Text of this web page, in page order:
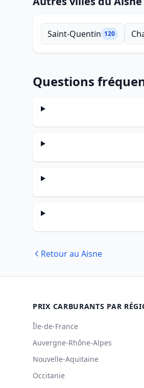
Saint-Quentin 120
Questions
Retour au Aisne
PRIX CARBURANTS PAR
Île-de-France
Auvergne-Rhône-Alpes
Nouvelle-Aquitaine
Occitanie